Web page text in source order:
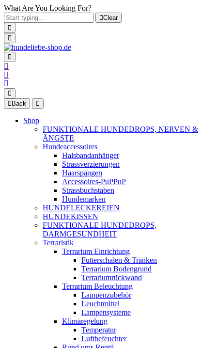
What Are You Looking For?
Clear
Back
Shop
FUNKTIONALE HUNDEDROPS, NERVEN &
ÄNGSTE
Hundeaccessoires
Halsbandanhänger
Strassverzierungen
Haarspangen
Accessoires-PuPPuP
Strassbuchstaben
Hundemarken
HUNDELECKEREIEN
HUNDEKISSEN
FUNKTIONALE HUNDEDROPS,
DARMGESUNDHEIT
Terraristik
Terrarium Einrichtung
Futterschalen & Tränken
Terrarium Bodengrund
Terrariumrückwand
Terrarium Beleuchtung
Lampenzubehör
Leuchtmittel
Lampensysteme
Klimaregelung
Temperatur
Luftbefeuchter